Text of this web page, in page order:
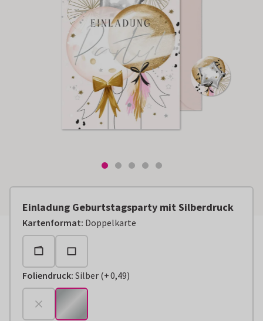
Einladung Geburtstagsparty mit Silberdruck
Kartenformat: Doppelkarte
Foliendruck: Silber (
+€ 0,49
+0,49)